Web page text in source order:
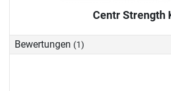
Centr Strength
Bewertungen (1)